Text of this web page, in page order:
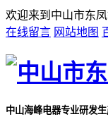
欢迎来到中山市东
在线留言 网站地图
中山海峰电器专业研发